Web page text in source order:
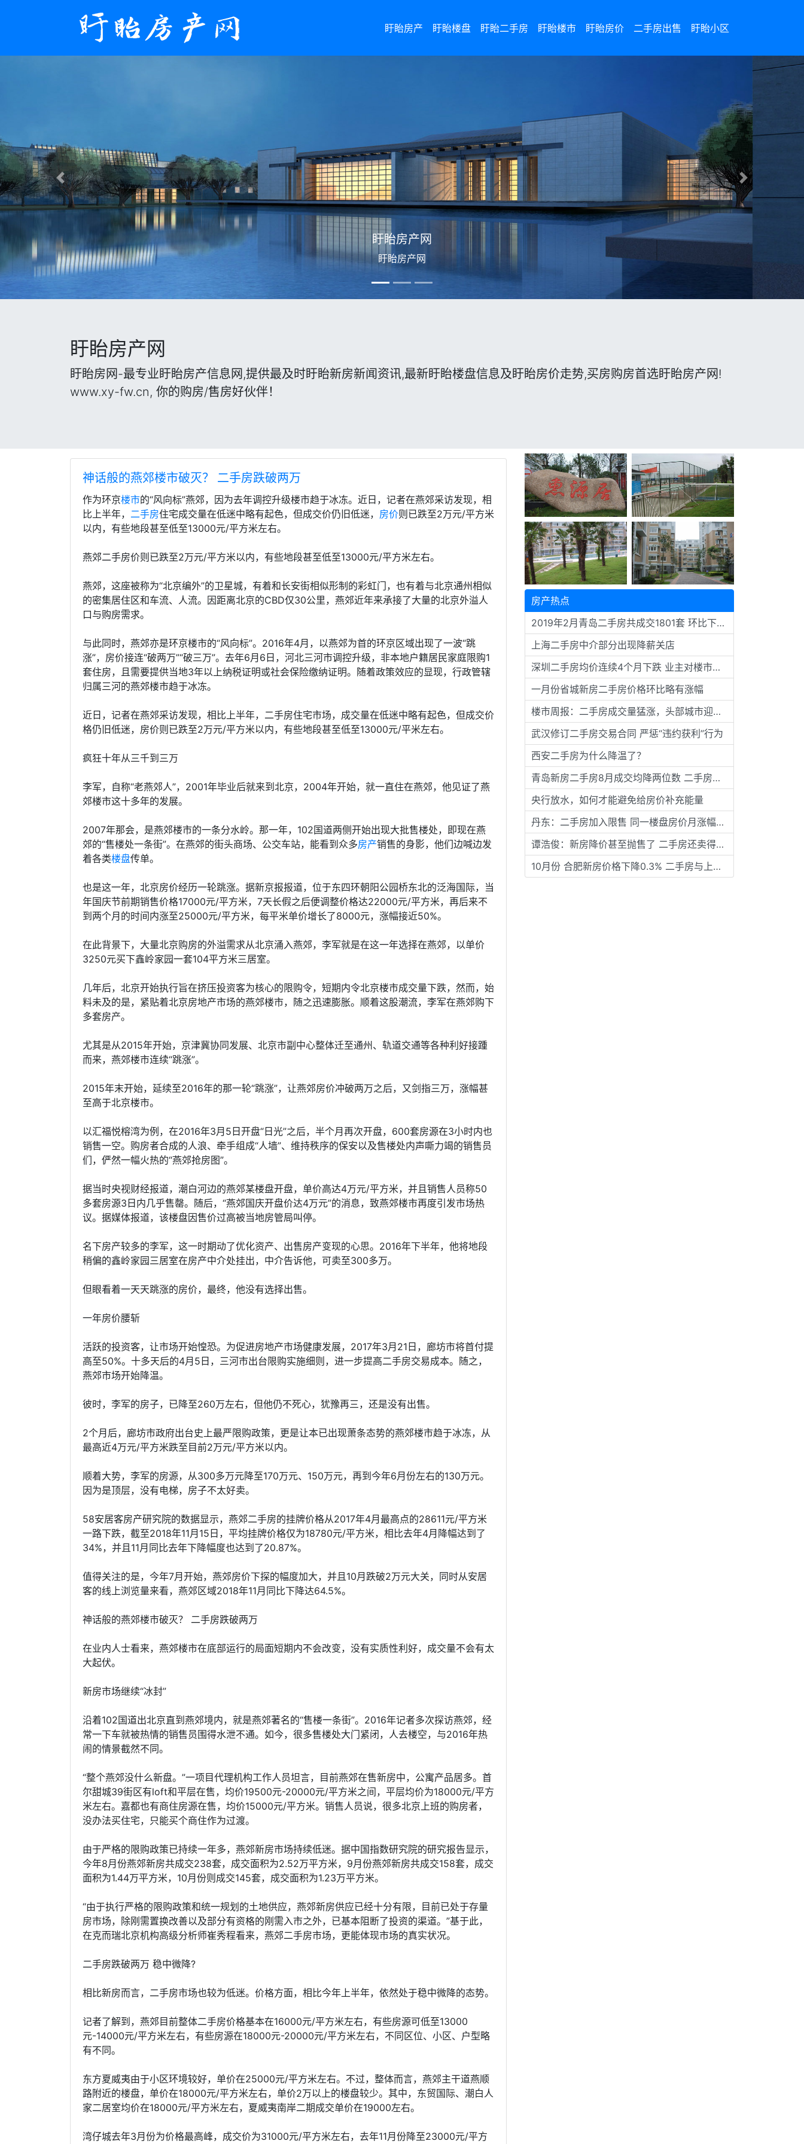
盱眙房产 盱眙楼盘 盱眙二手房 盱眙楼市 盱眙房价 二手房出售 盱眙小区
盱眙二手房网
盱眙二手房网
Previous Next
盱眙房产网
盱眙房网-最专业盱眙房产信息网,提供最及时盱眙新房新闻资讯,最新盱眙楼盘信息及盱眙房价走势,买房购房首选盱眙房产网!
www.xy-fw.cn, 你的购房/售房好伙伴！
神话般的燕郊楼市破灭？ 二手房跌破两万
作为环京楼市的“风向标”燕郊，因为去年调控升级楼市趋于冰冻。近日，记者在燕郊采访发现，相
比上半年， 二手房住宅成交量在低迷中略有起色，但成交价仍旧低迷， 房价则已跌至2万元/平方米
以内，有些地段甚至低至13000元/平方米左右。
燕郊二手房价则已跌至2万元/平方米以内，有些地段甚至低至13000元/平方米左右。
燕郊，这座被称为“北京编外”的卫星城，有着和长安街相似形制的彩虹门，也有着与北京通州相似
的密集居住区和车流、人流。因距离北京的CBD仅30公里，燕郊近年来承接了大量的北京外溢人
口与购房需求。
与此同时，燕郊亦是环京楼市的“风向标”。2016年4月，以燕郊为首的环京区域出现了一波“跳
涨”，房价接连“破两万”“破三万”。去年6月6日，河北三河市调控升级，非本地户籍居民家庭限购1
套住房，且需要提供当地3年以上纳税证明或社会保险缴纳证明。随着政策效应的显现，行政管辖
归属三河的燕郊楼市趋于冰冻。
近日，记者在燕郊采访发现，相比上半年，二手房住宅市场，成交量在低迷中略有起色，但成交价
格仍旧低迷，房价则已跌至2万元/平方米以内，有些地段甚至低至13000元/平米左右。
疯狂十年从三千到三万
李军，自称“老燕郊人”，2001年毕业后就来到北京，2004年开始，就一直住在燕郊，他见证了燕
郊楼市这十多年的发展。
2007年那会，是燕郊楼市的一条分水岭。那一年，102国道两侧开始出现大批售楼处，即现在燕
郊的“售楼处一条街”。在燕郊的街头商场、公交车站，能看到众多房产销售的身影，他们边喊边发
着各类楼盘传单。
也是这一年，北京房价经历一轮跳涨。据新京报报道，位于东四环朝阳公园桥东北的泛海国际，当
年国庆节前期销售价格17000元/平方米，7天长假之后便调整价格达22000元/平方米，再后来不
到两个月的时间内涨至25000元/平方米，每平米单价增长了8000元，涨幅接近50%。
在此背景下，大量北京购房的外溢需求从北京涌入燕郊，李军就是在这一年选择在燕郊，以单价
3250元买下鑫岭家园一套104平方米三居室。
几年后，北京开始执行旨在挤压投资客为核心的限购令，短期内令北京楼市成交量下跌，然而，始
料未及的是，紧贴着北京房地产市场的燕郊楼市，随之迅速膨胀。顺着这股潮流，李军在燕郊购下
多套房产。
尤其是从2015年开始，京津冀协同发展、北京市副中心整体迁至通州、轨道交通等各种利好接踵
而来，燕郊楼市连续“跳涨”。
2015年末开始，延续至2016年的那一轮“跳涨”，让燕郊房价冲破两万之后，又剑指三万，涨幅甚
至高于北京楼市。
以汇福悦榕湾为例，在2016年3月5日开盘“日光”之后，半个月再次开盘，600套房源在3小时内也
销售一空。购房者合成的人浪、牵手组成“人墙”、维持秩序的保安以及售楼处内声嘶力竭的销售员
们，俨然一幅火热的“燕郊抢房图”。
据当时央视财经报道，潮白河边的燕郊某楼盘开盘，单价高达4万元/平方米，并且销售人员称50
多套房源3日内几乎售罄。随后，“燕郊国庆开盘价达4万元”的消息，致燕郊楼市再度引发市场热
议。据媒体报道，该楼盘因售价过高被当地房管局叫停。
名下房产较多的李军，这一时期动了优化资产、出售房产变现的心思。2016年下半年，他将地段
稍偏的鑫岭家园三居室在房产中介处挂出，中介告诉他，可卖至300多万。
但眼看着一天天跳涨的房价，最终，他没有选择出售。
一年房价腰斩
活跃的投资客，让市场开始惶恐。为促进房地产市场健康发展，2017年3月21日，廊坊市将首付提
高至50%。十多天后的4月5日，三河市出台限购实施细则，进一步提高二手房交易成本。随之，
燕郊市场开始降温。
彼时，李军的房子，已降至260万左右，但他仍不死心，犹豫再三，还是没有出售。
2个月后，廊坊市政府出台史上最严限购政策，更是让本已出现萧条态势的燕郊楼市趋于冰冻，从
最高近4万元/平方米跌至目前2万元/平方米以内。
顺着大势，李军的房源，从300多万元降至170万元、150万元，再到今年6月份左右的130万元。
因为是顶层，没有电梯，房子不太好卖。
58安居客房产研究院的数据显示，燕郊二手房的挂牌价格从2017年4月最高点的28611元/平方米
一路下跌，截至2018年11月15日，平均挂牌价格仅为18780元/平方米，相比去年4月降幅达到了
34%，并且11月同比去年下降幅度也达到了20.87%。
值得关注的是，今年7月开始，燕郊房价下探的幅度加大，并且10月跌破2万元大关，同时从安居
客的线上浏览量来看，燕郊区域2018年11月同比下降达64.5%。
神话般的燕郊楼市破灭？ 二手房跌破两万
在业内人士看来，燕郊楼市在底部运行的局面短期内不会改变，没有实质性利好，成交量不会有太
大起伏。
新房市场继续“冰封”
沿着102国道出北京直到燕郊境内，就是燕郊著名的“售楼一条街”。2016年记者多次探访燕郊，经
常一下车就被热情的销售员围得水泄不通。如今，很多售楼处大门紧闭，人去楼空，与2016年热
闹的情景截然不同。
“整个燕郊没什么新盘。”一项目代理机构工作人员坦言，目前燕郊在售新房中，公寓产品居多。首
尔甜城39街区有loft和平层在售，均价19500元-20000元/平方米之间，平层均价为18000元/平方
米左右。嘉都也有商住房源在售，均价15000元/平方米。销售人员说，很多北京上班的购房者，
没办法买住宅，只能买个商住作为过渡。
由于严格的限购政策已持续一年多，燕郊新房市场持续低迷。据中国指数研究院的研究报告显示，
今年8月份燕郊新房共成交238套，成交面积为2.52万平方米，9月份燕郊新房共成交158套，成交
面积为1.44万平方米，10月份则成交145套，成交面积为1.23万平方米。
“由于执行严格的限购政策和统一规划的土地供应，燕郊新房供应已经十分有限，目前已处于存量
房市场，除刚需置换改善以及部分有资格的刚需入市之外，已基本阻断了投资的渠道。”基于此，
在克而瑞北京机构高级分析师崔秀程看来，燕郊二手房市场，更能体现市场的真实状况。
二手房跌破两万 稳中微降?
相比新房而言，二手房市场也较为低迷。价格方面，相比今年上半年，依然处于稳中微降的态势。
记者了解到，燕郊目前整体二手房价格基本在16000元/平方米左右，有些房源可低至13000
元-14000元/平方米左右，有些房源在18000元-20000元/平方米左右，不同区位、小区、户型略
有不同。
东方夏威夷由于小区环境较好，单价在25000元/平方米左右。不过，整体而言，燕郊主干道燕顺
路附近的楼盘，单价在18000元/平方米左右，单价2万以上的楼盘较少。其中，东贸国际、潮白人
家二居室均价在18000元/平方米左右，夏威夷南岸二期成交单价在19000左右。
湾仔城去年3月份为价格最高峰，成交价为31000元/平方米左右，去年11月份降至23000元/平方
房产热点
2019年2月青岛二手房共成交1801套 环比下降42.9%
上海二手房中介部分出现降薪关店
深圳二手房均价连续4个月下跌 业主对楼市预期已变
一月份省城新房二手房价格环比略有涨幅
楼市周报：二手房成交量猛涨，头部城市迎来落户政策放宽潮
武汉修订二手房交易合同 严惩“违约获利”行为
西安二手房为什么降温了？
青岛新房二手房8月成交均降两位数 二手房挂牌价松动
央行放水，如何才能避免给房价补充能量
丹东：二手房加入限售 同一楼盘房价月涨幅不能超0.6%
谭浩俊：新房降价甚至抛售了 二手房还卖得出去吗？
10月份 合肥新房价格下降0.3% 二手房与上月持平